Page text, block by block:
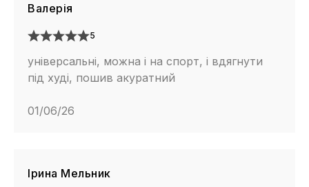
Валерія
5
універсальні, можна і на спорт, і вдягнути
під худі, пошив акуратний
01/06/26
Ірина Мельник